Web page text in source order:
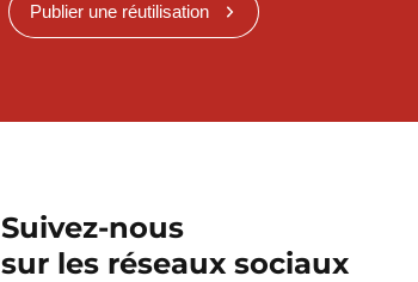
Publier une réutilisation
Suivez-nous
sur les réseaux sociaux